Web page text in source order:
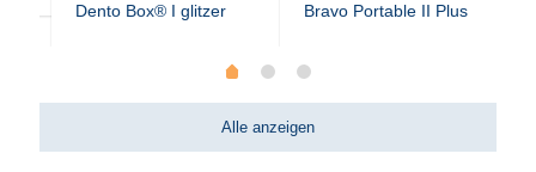
Dento Box® I glitzer Bravo Portable II Plus
Alle anzeigen